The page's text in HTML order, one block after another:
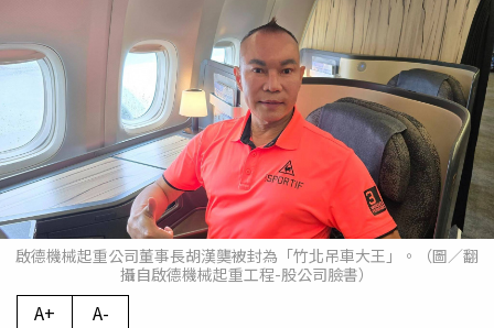
啟德機械起重公司董事長胡漢龑被封為「竹北吊車大王」。（圖／翻
攝自啟德機械起重工程-股公司臉書）
A+ A-